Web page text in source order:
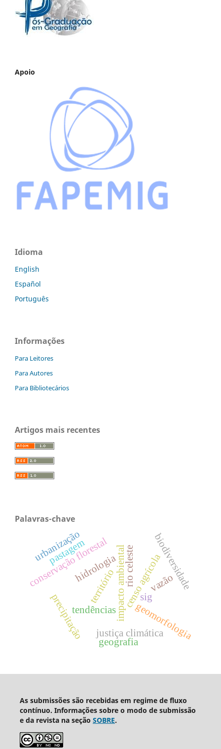
Apoio
Idioma
English
Español
Português
Informações
Para Leitores
Para Autores
Para Bibliotecários
Artigos mais recentes
Palavras-chave
conservação florestalimpacto ambientalcenso agrícolabiodiversidade
rio celeste
tendências
precipitação
vazão
geomorfologia
hidrologia
território
pastagem
justiça climática
urbanização
geografia
sig
As submissões são recebidas em regime de fluxo
contínuo. Informações sobre o modo de submissão
e da revista na seção SOBRE.